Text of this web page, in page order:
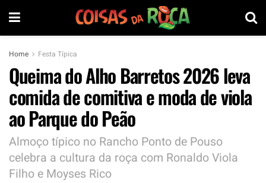
Home Festa Típica
Queima do Alho Barretos 2026 leva
comida de comitiva e moda de viola
ao Parque do Peão
Almoço típico no Rancho Ponto de Pouso
celebra a cultura da roça com Ronaldo Viola
Filho e Moyses Rico